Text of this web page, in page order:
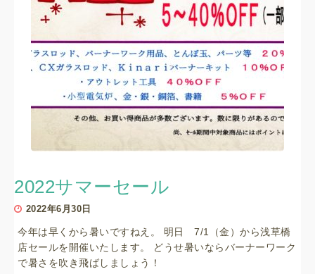
2022サマーセール
2022年6月30日
今年は早くから暑いですねえ。 明日 7/1（金）から浅草橋
店セールを開催いたします。 どうせ暑いならバーナーワーク
で暑さを吹き飛ばしましょう！